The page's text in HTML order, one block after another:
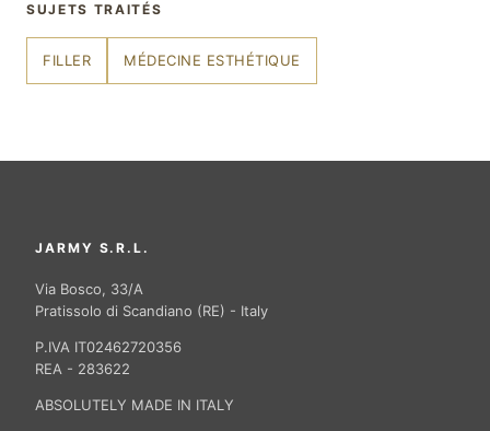
SUJETS TRAITÉS
FILLER MÉDECINE ESTHÉTIQUE
JARMY S.R.L.
Via Bosco, 33/A
Pratissolo di Scandiano (RE) - Italy
P.IVA IT02462720356
REA - 283622
ABSOLUTELY MADE IN ITALY